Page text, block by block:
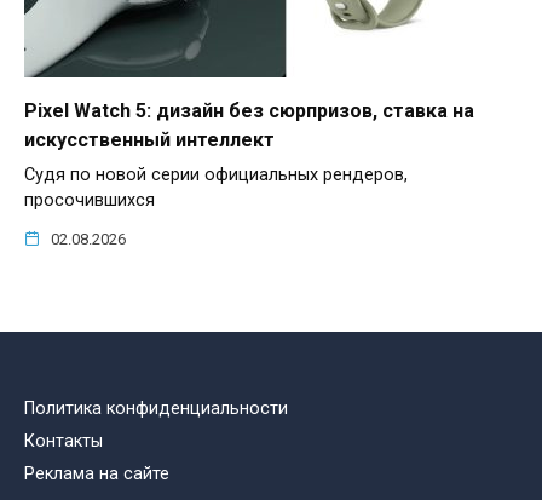
Pixel Watch 5: дизайн без сюрпризов, ставка на
искусственный интеллект
Судя по новой серии официальных рендеров,
просочившихся
02.08.2026
Политика конфиденциальности
Контакты
Реклама на сайте